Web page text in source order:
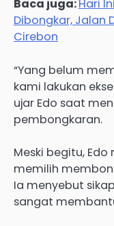
Baca juga:Hari
Dibongkar, Jalan
Cirebon
“Yang belum
kami lakukan
ujar Edo saat
pembongkaran.
Meski begitu,
memilih
Ia menyebut
sangat